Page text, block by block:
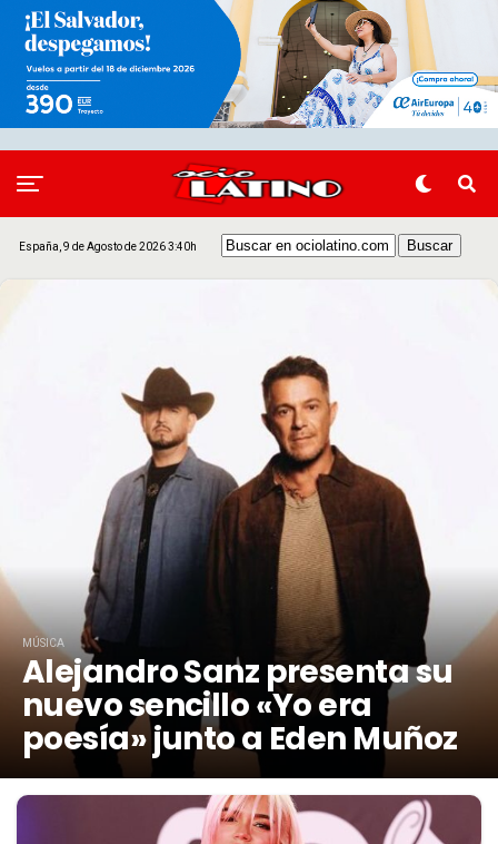
España, 9 de Agosto de 2026 3:40h
MÚSICA
Alejandro Sanz presenta su
nuevo sencillo «Yo era
poesía» junto a Eden Muñoz